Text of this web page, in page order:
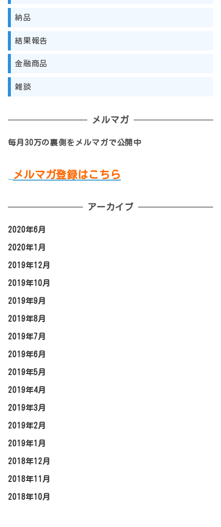
納品
結果報告
金融商品
雑談
メルマガ
毎月30万の裏側をメルマガで公開中
メルマガ登録はこちら
2020年6月
2020年1月
2019年12月
2019年10月
2019年9月
2019年8月
2019年7月
2019年6月
2019年5月
2019年4月
2019年3月
2019年2月
2019年1月